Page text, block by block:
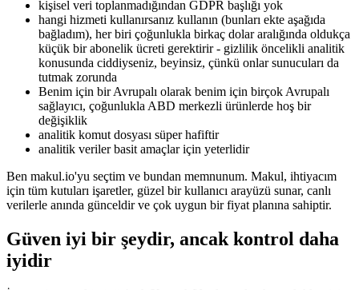
İşte tl; dr:
kişisel veri toplanmadığından GDPR başlığı yok
hangi hizmeti kullanırsanız kullanın (bunları ekte aşağıda
bağladım), her biri çoğunlukla birkaç dolar aralığında oldukça
küçük bir abonelik ücreti gerektirir - gizlilik öncelikli analitik
konusunda ciddiyseniz, beyinsiz, çünkü onlar sunucuları da
tutmak zorunda
Benim için bir Avrupalı olarak benim için birçok Avrupalı
sağlayıcı, çoğunlukla ABD merkezli ürünlerde hoş bir
analitik komut dosyası süper hafiftir
analitik veriler basit amaçlar için yeterlidir
için tüm kutuları işaretler, güzel bir kullanıcı arayüzü sunar, canlı
verilerle anında günceldir ve çok uygun bir fiyat planına sahiptir.
Güven iyi bir şeydir, ancak kontrol daha